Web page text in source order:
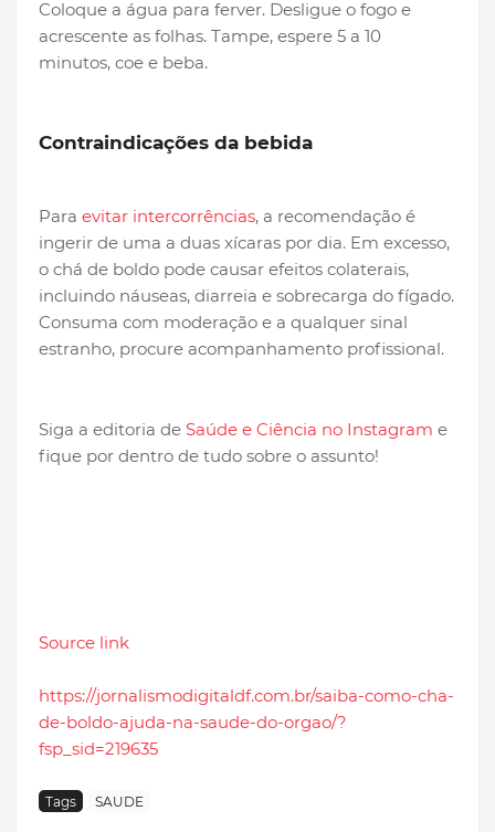
Coloque a água para ferver. Desligue o fogo e
acrescente as folhas. Tampe, espere 5 a 10
minutos, coe e beba.
Contraindicações da bebida
Para evitar intercorrências, a recomendação é
ingerir de uma a duas xícaras por dia. Em excesso,
o chá de boldo pode causar efeitos colaterais,
incluindo náuseas, diarreia e sobrecarga do fígado.
Consuma com moderação e a qualquer sinal
estranho, procure acompanhamento profissional.
Siga a editoria de Saúde e Ciência no Instagram e
fique por dentro de tudo sobre o assunto!
Source link
https://jornalismodigitaldf.com.br/saiba-como-cha-
de-boldo-ajuda-na-saude-do-orgao/?
fsp_sid=219635
Tags SAUDE